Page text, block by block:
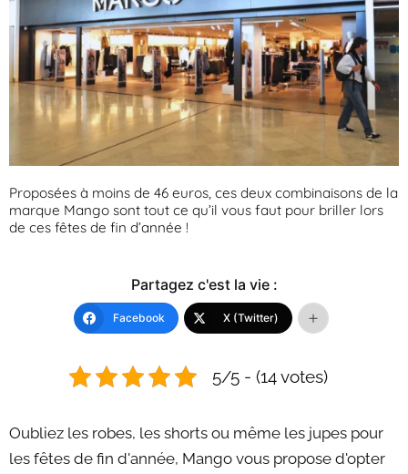
Proposées à moins de 46 euros, ces deux combinaisons de la
marque Mango sont tout ce qu’il vous faut pour briller lors
de ces fêtes de fin d’année !
Partagez c'est la vie :
Facebook X (Twitter)
5/5 - (14 votes)
Oubliez les robes, les shorts ou même les jupes pour
les fêtes de fin d'année, Mango vous propose d'opter